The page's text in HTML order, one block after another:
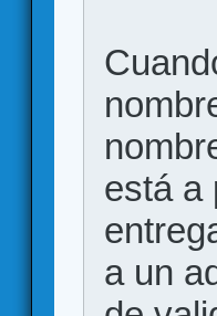
está a
a un